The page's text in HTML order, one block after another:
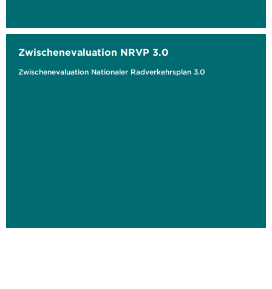
Zwischenevaluation NRVP 3.0
Zwischenevaluation Nationaler Radverkehrsplan 3.0